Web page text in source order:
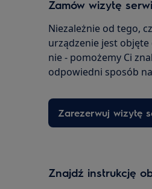
Zamów wizytę
Niezależnie od tego,
urządzenie jest objęte
nie - pomożemy Ci
odpowiedni sposób
Zarezerwuj wizytę
Znajdź instrukcję